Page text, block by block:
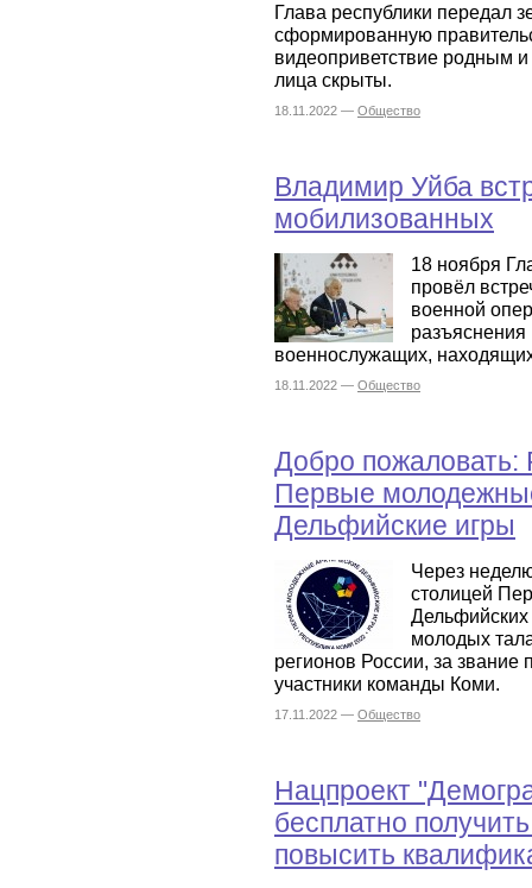
Глава республики передал
сформированную
видеоприветствие родным
лица скрыты.
18.11.2022 — Общество
Владимир Уйба
мобилизованных
18 ноября
провёл
военной
военнослужащих,
18.11.2022 — Общество
Добро пожаловать:
Первые
Дельфийские игры
Через
столицей
Дельфийских
молодых
регионов России, за звание
участники команды Коми.
17.11.2022 — Общество
Нацпроект
бесплатно
повысить